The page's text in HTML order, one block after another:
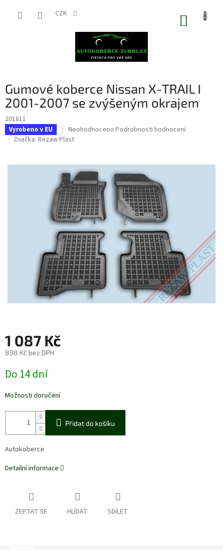
CZK
Gumové koberce Nissan X-TRAIL I
2001-2007 se zvýšeným okrajem
201811
Vyrobeno v EU
Průměrné
hodnocení
0,0
z
5
hvězdiček.
Neohodnoceno Podrobnosti hodnocení
Značka: Rezaw Plast
1 087 Kč
898 Kč bez DPH
cena:
Do 14 dní
Možnosti doručení
Přidat do košíku
Autokoberce
Detailní informace
ZEPTAT SE HLÍDAT SDÍLET